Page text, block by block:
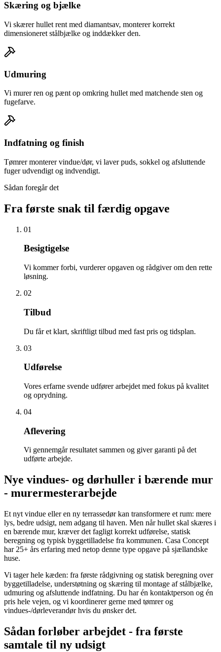
Skæring og bjælke
Vi skærer hullet rent med diamantsav, monterer korrekt
dimensioneret stålbjælke og inddækker den.
Udmuring
Vi murer ren og pænt op omkring hullet med matchende sten og
fugefarve.
Indfatning og finish
Tømrer monterer vindue/dør, vi laver puds, sokkel og afsluttende
fuger udvendigt og indvendigt.
Sådan foregår det
Fra første snak til færdig opgave
01
Besigtigelse
Vi kommer forbi, vurderer opgaven og rådgiver om den rette
løsning.
02
Tilbud
Du får et klart, skriftligt tilbud med fast pris og tidsplan.
03
Udførelse
Vores erfarne svende udfører arbejdet med fokus på kvalitet
og oprydning.
04
Aflevering
Vi gennemgår resultatet sammen og giver garanti på det
udførte arbejde.
Nye vindues- og dørhuller i bærende mur
- murermesterarbejde
Et nyt vindue eller en ny terrassedør kan transformere et rum: mere
lys, bedre udsigt, nem adgang til haven. Men når hullet skal skæres i
en bærende mur, kræver det fagligt korrekt udførelse, statisk
beregning og typisk byggetilladelse fra kommunen. Casa Concept
har 25+ års erfaring med netop denne type opgave på sjællandske
huse.
Vi tager hele kæden: fra første rådgivning og statisk beregning over
byggetilladelse, understøtning og skæring til montage af stålbjælke,
udmuring og afsluttende indfatning. Du har én kontaktperson og én
pris hele vejen, og vi koordinerer gerne med tømrer og
vindues-/dørleverandør hvis du ønsker det.
Sådan forløber arbejdet - fra første
samtale til ny udsigt